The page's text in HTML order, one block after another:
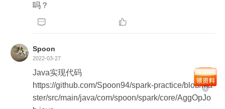
吗？
 
Spoon
2022-03-27
Java实现代码
https://github.com/Spoon94/spark-practice/blob/ma
ster/src/main/java/com/spoon/spark/core/AggOpJo